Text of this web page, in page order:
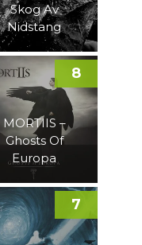
Skog Av
Nidstang
MORTIIS –
Ghosts Of
Europa
8
7